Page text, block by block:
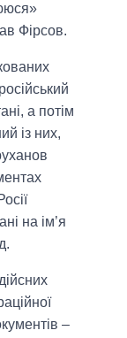
Фірсов.
а потім
із них,
на ім’я
–